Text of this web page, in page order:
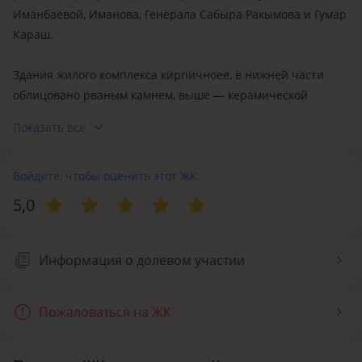
Иманбаевой, Иманова, Генерала Сабыра Ракымова и Гумар
Караш.
Здания жилого комплекса кирпичноее, в нижней части
облицовано рваным камнем, выше — керамической
на стоящий рядом ЖК «Шанырак Премиум». В остеклении
в эксплуатацию в 2007 году.
В комплексе представлены просторные квартиры
3 м. В 4-комнатных квартирах спальня хозяев с санузлом
шлагбаум и пост охраны. Во дворе растут большие деревья
Показать все
Войдите, чтобы оценить этот ЖК:
5,0
Информация о долевом участии
Пожаловаться на ЖК